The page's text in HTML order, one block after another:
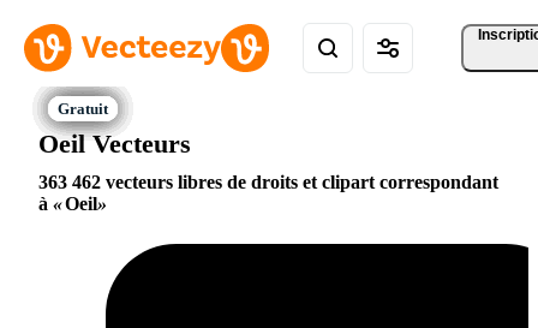
Oeil Vecteurs
363 462 vecteurs libres de droits et clipart correspondant
à
Oeil